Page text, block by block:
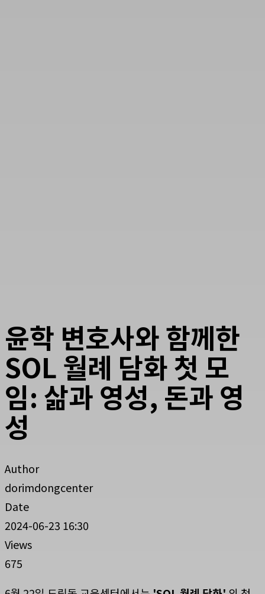
윤학 변호사와 함께한
SOL 월례 담화 첫 모
임: 삶과 영성, 돈과 영
성
Author
dorimdongcenter
Date
2024-06-23 16:30
Views
675